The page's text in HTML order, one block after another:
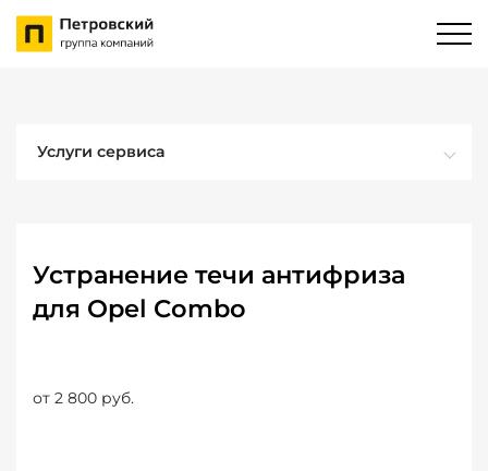
Услуги сервиса
Устранение течи антифриза
для Opel Combo
от 2 800 руб.